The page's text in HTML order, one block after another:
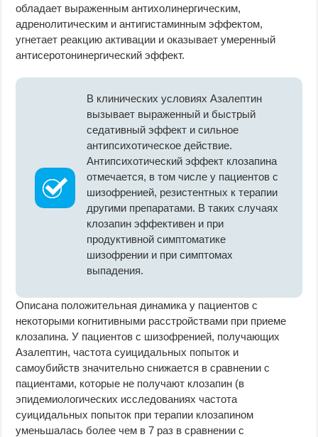
обладает выраженным антихолинергическим,
адренолитическим и антигистаминным эффектом,
угнетает реакцию активации и оказывает умеренный
антисеротонинергический эффект.
В клинических условиях Азалептин
вызывает выраженный и быстрый
седативный эффект и сильное
антипсихотическое действие.
Антипсихотический эффект клозапина
отмечается, в том числе у пациентов с
шизофренией, резистентных к терапии
другими препаратами. В таких случаях
клозапин эффективен и при
продуктивной симптоматике
шизофрении и при симптомах
выпадения.
Описана положительная динамика у пациентов с
некоторыми когнитивными расстройствами при приеме
клозапина. У пациентов с шизофренией, получающих
Азалептин, частота суицидальных попыток и
самоубийств значительно снижается в сравнении с
пациентами, которые не получают клозапин (в
эпидемиологических исследованиях частота
суицидальных попыток при терапии клозапином
уменьшалась более чем в 7 раз в сравнении с